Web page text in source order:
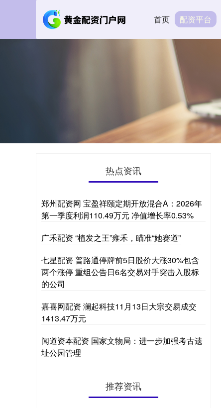
首页 配资平台
热点资讯
郑州配资网 宝盈祥颐定期开放混合A：2026年
第一季度利润110.49万元 净值增长率0.53%
广禾配资 “植发之王”雍禾，瞄准“她赛道”
七星配资 普路通停牌前5日股价大涨30%包含
两个涨停 重组公告日6名交易对手突击入股标
的公司
嘉喜网配资 澜起科技11月13日大宗交易成交
1413.47万元
闻道资本配资 国家文物局：进一步加强考古遗
址公园管理
推荐资讯